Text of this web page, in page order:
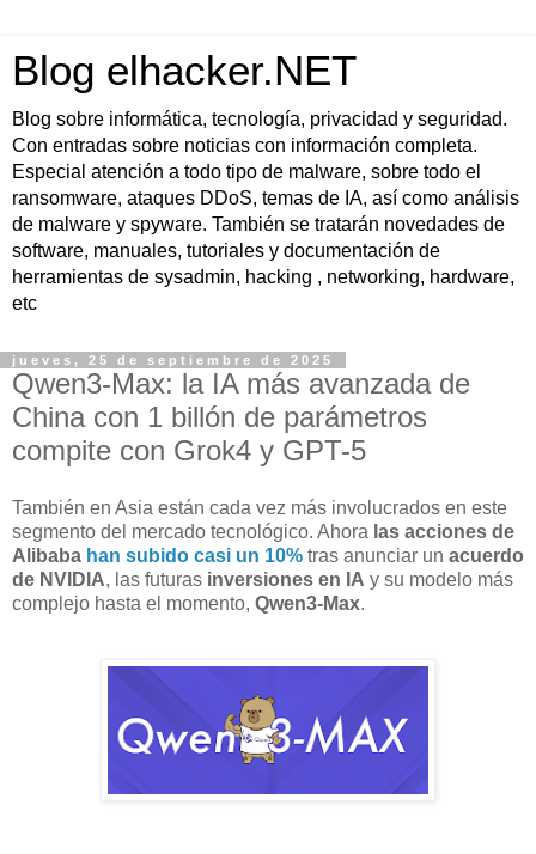
Blog elhacker.NET
Blog sobre informática, tecnología, privacidad y seguridad.
Con entradas sobre noticias con información completa.
Especial atención a todo tipo de malware, sobre todo el
ransomware, ataques DDoS, temas de IA, así como análisis
de malware y spyware. También se tratarán novedades de
software, manuales, tutoriales y documentación de
herramientas de sysadmin, hacking , networking, hardware,
etc
jueves, 25 de septiembre de 2025
Qwen3-Max: la IA más avanzada de
China con 1 billón de parámetros
compite con Grok4 y GPT-5
También en Asia están cada vez más involucrados en este
segmento del mercado tecnológico. Ahora las acciones de
Alibaba han subido casi un 10% tras anunciar un acuerdo
de NVIDIA, las futuras inversiones en IA y su modelo más
complejo hasta el momento, Qwen3-Max.